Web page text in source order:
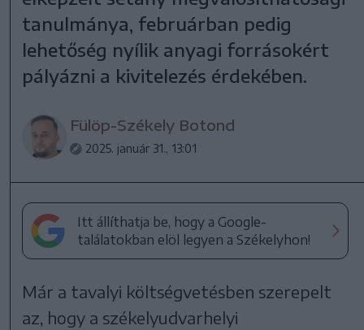
tanulmánya, februárban pedig
lehetőség nyílik anyagi forrásokért
pályázni a kivitelezés érdekében.
Fülöp-Székely Botond
2025. január 31., 13:01
Itt állíthatja be, hogy a Google-
találatokban elöl legyen a Székelyhon!
Már a tavalyi költségvetésben szerepelt
az, hogy a székelyudvarhelyi